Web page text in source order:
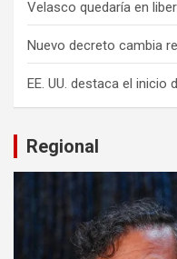
Velasco quedaría en
Nuevo decreto cambia
EE. UU. destaca el inicio
Regional